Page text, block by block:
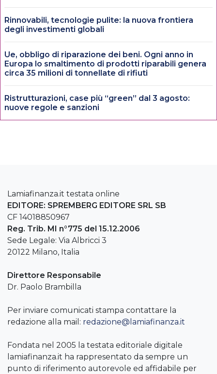
Rinnovabili, tecnologie pulite: la nuova frontiera
degli investimenti globali
Ue, obbligo di riparazione dei beni. Ogni anno in
Europa lo smaltimento di prodotti riparabili genera
circa 35 milioni di tonnellate di rifiuti
Ristrutturazioni, case più “green” dal 3 agosto:
nuove regole e sanzioni
Lamiafinanza.it testata online
EDITORE: SPREMBERG EDITORE SRL SB
CF 14018850967
Reg. Trib. MI n°775 del 15.12.2006
Sede Legale: Via Albricci 3
20122 Milano, Italia
Direttore Responsabile
Dr. Paolo Brambilla
Per inviare comunicati stampa contattare la
redazione alla mail: redazione@lamiafinanza.it
Fondata nel 2005 la testata editoriale digitale
lamiafinanza.it ha rappresentato da sempre un
punto di riferimento autorevole ed affidabile per